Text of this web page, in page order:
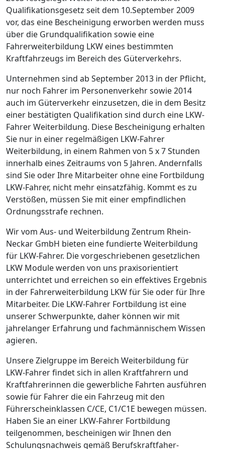
Qualifikationsgesetz seit dem 10.September 2009
vor, das eine Bescheinigung erworben werden muss
über die Grundqualifikation sowie eine
Fahrerweiterbildung LKW eines bestimmten
Kraftfahrzeugs im Bereich des Güterverkehrs.
Unternehmen sind ab September 2013 in der Pflicht,
nur noch Fahrer im Personenverkehr sowie 2014
auch im Güterverkehr einzusetzen, die in dem Besitz
einer bestätigten Qualifikation sind durch eine LKW-
Fahrer Weiterbildung. Diese Bescheinigung erhalten
Sie nur in einer regelmäßigen LKW-Fahrer
Weiterbildung, in einem Rahmen von 5 x 7 Stunden
innerhalb eines Zeitraums von 5 Jahren. Andernfalls
sind Sie oder Ihre Mitarbeiter ohne eine Fortbildung
LKW-Fahrer, nicht mehr einsatzfähig. Kommt es zu
Verstößen, müssen Sie mit einer empfindlichen
Ordnungsstrafe rechnen.
Wir vom Aus- und Weiterbildung Zentrum Rhein-
Neckar GmbH bieten eine fundierte Weiterbildung
für LKW-Fahrer. Die vorgeschriebenen gesetzlichen
LKW Module werden von uns praxisorientiert
unterrichtet und erreichen so ein effektives Ergebnis
in der Fahrerweiterbildung LKW für Sie oder für Ihre
Mitarbeiter. Die LKW-Fahrer Fortbildung ist eine
unserer Schwerpunkte, daher können wir mit
jahrelanger Erfahrung und fachmännischem Wissen
agieren.
Unsere Zielgruppe im Bereich Weiterbildung für
LKW-Fahrer findet sich in allen Kraftfahrern und
Kraftfahrerinnen die gewerbliche Fahrten ausführen
sowie für Fahrer die ein Fahrzeug mit den
Führerscheinklassen C/CE, C1/C1E bewegen müssen.
Haben Sie an einer LKW-Fahrer Fortbildung
teilgenommen, bescheinigen wir Ihnen den
Schulungsnachweis gemäß Berufskraftfaher-